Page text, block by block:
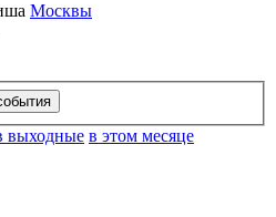
Москвы
выходные в этом месяце